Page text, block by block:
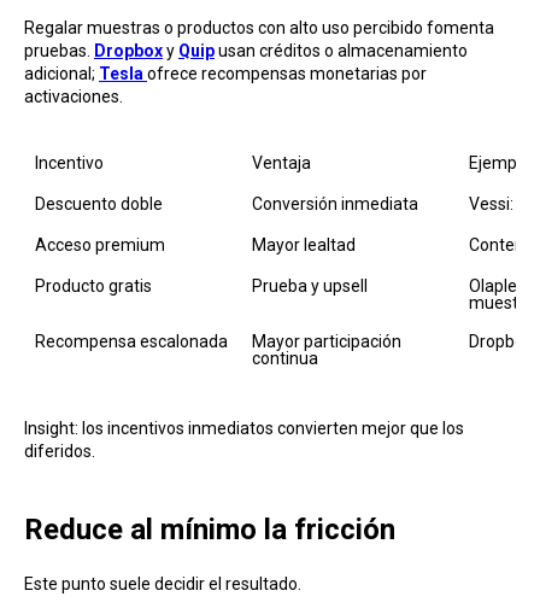
Regalar muestras o productos con alto uso percibido fomenta
pruebas. Dropboxy Quipusan créditos o almacenamiento
adicional; Tesla ofrece recompensas monetarias por
activaciones.
Incentivo Ventaja Ejemplo
Descuento doble Conversión inmediata Vessi:
Acceso premium Mayor lealtad
Producto gratis Prueba y upsell
Olaplex:
muestra
Recompensa escalonada
Mayor participación
continua
Dropbox:
Insight: los incentivos inmediatos convierten mejor que los
diferidos.
Reduce al mínimo la fricción
Este punto suele decidir el resultado.